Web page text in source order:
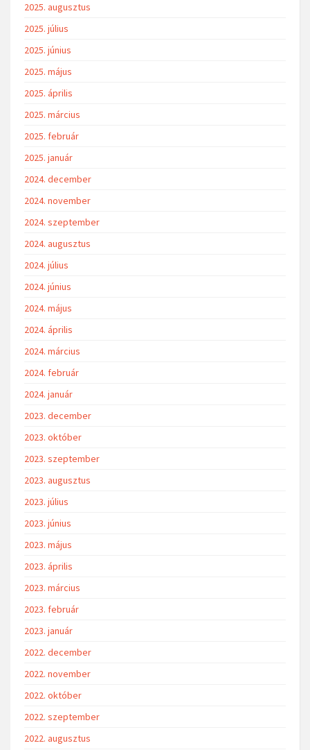
2025. augusztus
2025. július
2025. június
2025. május
2025. április
2025. március
2025. február
2025. január
2024. december
2024. november
2024. szeptember
2024. augusztus
2024. július
2024. június
2024. május
2024. április
2024. március
2024. február
2024. január
2023. december
2023. október
2023. szeptember
2023. augusztus
2023. július
2023. június
2023. május
2023. április
2023. március
2023. február
2023. január
2022. december
2022. november
2022. október
2022. szeptember
2022. augusztus